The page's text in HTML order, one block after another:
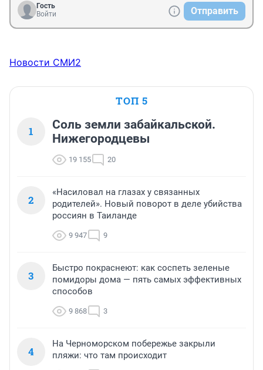
Гость
Войти
Отправить
Новости СМИ2
ТОП 5
1
Соль земли забайкальской.
Нижегородцевы
19 155 20
2
«Насиловал на глазах у связанных
родителей». Новый поворот в деле убийства
россиян в Таиланде
9 947 9
3
Быстро покраснеют: как соспеть зеленые
помидоры дома — пять самых эффективных
способов
9 868 3
4
На Черноморском побережье закрыли
пляжи: что там происходит